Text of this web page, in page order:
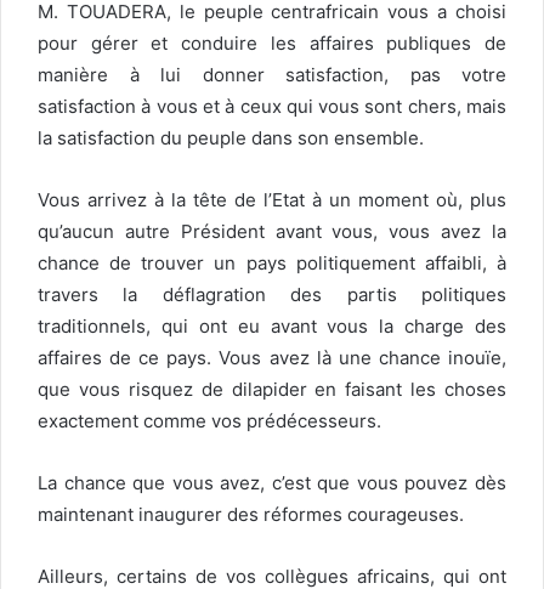
M. TOUADERA, le peuple centrafricain vous a choisi
pour gérer et conduire les affaires publiques de
manière à lui donner satisfaction, pas votre
satisfaction à vous et à ceux qui vous sont chers, mais
la satisfaction du peuple dans son ensemble.
Vous arrivez à la tête de l’Etat à un moment où, plus
qu’aucun autre Président avant vous, vous avez la
chance de trouver un pays politiquement affaibli, à
travers la déflagration des partis politiques
traditionnels, qui ont eu avant vous la charge des
affaires de ce pays. Vous avez là une chance inouïe,
que vous risquez de dilapider en faisant les choses
exactement comme vos prédécesseurs.
La chance que vous avez, c’est que vous pouvez dès
maintenant inaugurer des réformes courageuses.
Ailleurs, certains de vos collègues africains, qui ont